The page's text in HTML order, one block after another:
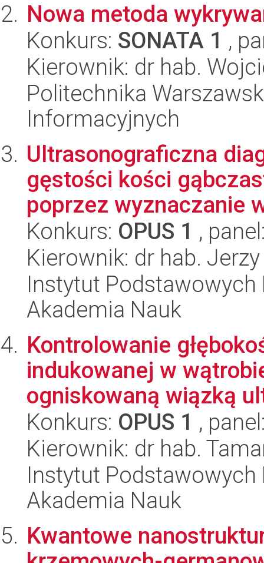
Nowa metoda
Konkurs: SONATA 1 ,
Kierownik: dr hab.
Politechnika
Informacyjnych
Ultrasonograficzna
gęstości kości
poprzez wyznaczanie
Konkurs: OPUS 1 ,
Kierownik: dr hab.
Instytut
Akademia Nauk
Kontrolowanie
indukowanej w
ogniskowaną wiązką
Konkurs: OPUS 1 ,
Kierownik: dr hab.
Instytut
Akademia Nauk
Kwantowe